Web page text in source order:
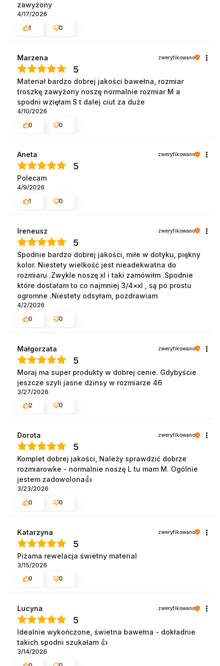
zawyżony
4/17/2026
1
0
Marzena zweryfikowano
5
Materiał bardzo dobrej jakości bawełna, rozmiar
troszkę zawyżony noszę normalnie rozmiar M a
spodni wzięłam S t dalej ciut za duże
4/10/2026
0
0
Aneta zweryfikowano
5
Polecam
4/9/2026
1
0
Ireneusz zweryfikowano
5
Spodnie bardzo dobrej jakości, miłe w dotyku, piękny
kolor. Niestety wielkość jest nieadekwatna do
rozmiaru .Zwykle noszę xl i taki zamówiłm .Spodnie
które dostałam to co najmniej 3/4×xl , są po prostu
ogromne .Niestety odsyłam, pozdrawiam
4/2/2026
0
0
Małgorzata zweryfikowano
5
Moraj ma super produkty w dobrej cenie. Gdybyście
jeszcze szyli jasne dżinsy w rozmiarze 46
3/27/2026
2
0
Dorota zweryfikowano
5
Komplet dobrej jakości, Należy sprawdzić dobrze
rozmiarowke - normalnie noszę L tu mam M. Ogólnie
jestem zadowolona👍
3/23/2026
0
0
Katarzyna zweryfikowano
5
Piżama rewelacja świetny material
3/15/2026
0
0
Lucyna zweryfikowano
5
Idealnie wykończone, świetna bawełna - dokładnie
takich spodni szukałam 👍️
3/14/2026